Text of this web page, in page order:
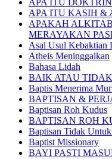
APA ITU KASIH &
APAKAH
MERAYAKAN
Asal Usul Kebaktian
Atheis Meninggalkan
Bahasa Lidah
BAIK ATAU
Baptis Menerima
BAPTISAN &
Baptisan Roh Kudus
BAPTISAN ROH
Baptisan Tidak
Baptist Missionary
BAYI PASTI